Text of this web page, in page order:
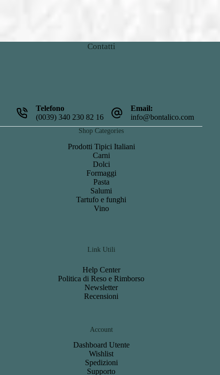
Contatti
Telefono
(0039) 340 230 82 16
Email:
info@bontalico.com
Shop Categories
Prodotti Tipici Italiani
Carni
Dolci
Formaggi
Pasta
Salumi
Tartufo e funghi
Vino
Link Utili
Help Center
Politica di Reso e Rimborso
Newsletter
Recensioni
Account
Dashboard Utente
Wishlist
Spedizioni
Supporto